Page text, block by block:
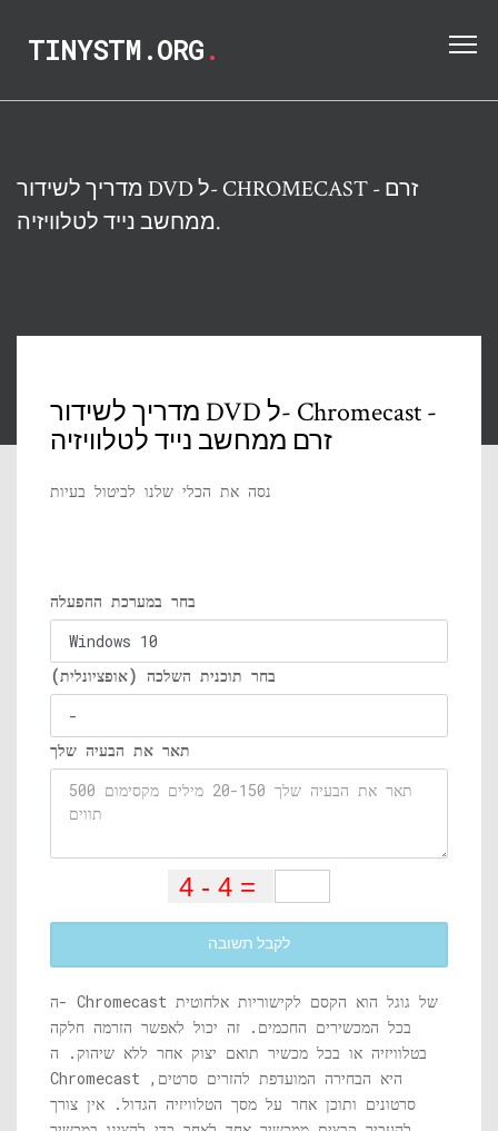
TINYSTM.ORG.
מדריך לשידור DVD ל- CHROMECAST - זרם
ממחשב נייד לטלוויזיה.
מדריך לשידור DVD ל- Chromecast -
זרם ממחשב נייד לטלוויזיה
נסה את הכלי שלנו לביטול בעיות
בחר במערכת ההפעלה
בחר תוכנית השלכה (אופציונלית)
תאר את הבעיה שלך
לקבל תשובה
ה- Chromecast של גוגל הוא הקסם לקישוריות אלחוטית
בכל המכשירים החכמים. זה יכול לאפשר הזרמה חלקה
בטלוויזיה או בכל מכשיר תואם יצוק אחר ללא שיהוק. ה
Chromecast היא הבחירה המועדפת להזרים סרטים,
סרטונים ותוכן אחר על מסך הטלוויזיה הגדול. אין צורך